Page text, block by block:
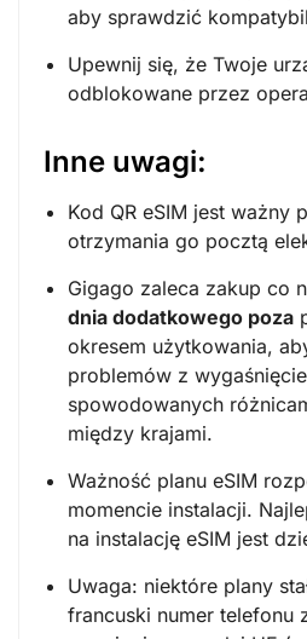
aby sprawdzić
Upewnij się, że Twoje
odblokowane przez
Inne uwagi:
Kod QR eSIM jest ważny
otrzymania go pocztą
Gigago zaleca zakup co
dnia dodatkowego poza
okresem użytkowania,
problemów z
spowodowanych
między krajami.
Ważność planu eSIM
momencie instalacji.
na instalację eSIM jest
Uwaga: niektóre plany
francuski numer telefonu